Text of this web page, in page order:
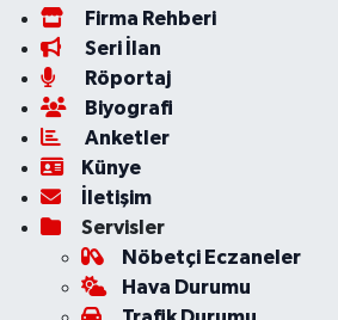
Firma Rehberi
Seri İlan
Röportaj
Biyografi
Anketler
Künye
İletişim
Servisler
Nöbetçi Eczaneler
Hava Durumu